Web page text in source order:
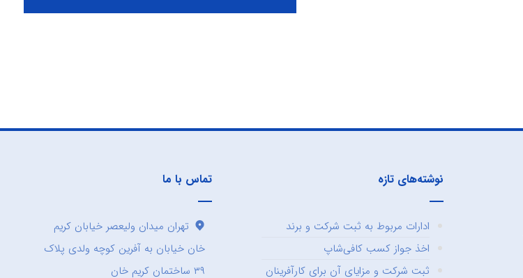
نوشته‌های تازه
ادارات مربوط به ثبت شرکت و برند
اخذ جواز کسب کافی‌شاپ
ثبت شرکت و مزایای آن برای کارآفرینان
تماس با ما
تهران میدان ولیعصر خیابان کریم
خان خیابان به آفرین کوچه ولدی پلاک
۳۹ ساختمان کریم خان